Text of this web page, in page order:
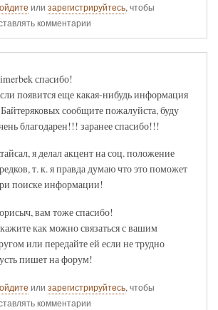
или зарегистрируйтесь, чтобы
комментарии
спасибо!
появится еще какая-нибудь информация
сообщите пожалуйста, буду
благодарен!!! заранее спасибо!!!
я делал акцент на соц. положение
т. к. я правда думаю что это поможет
поиске информации!
вам тоже спасибо!
как можно связаться с вашим
или передайте ей если не трудно
пишет на форум!
или зарегистрируйтесь, чтобы
комментарии